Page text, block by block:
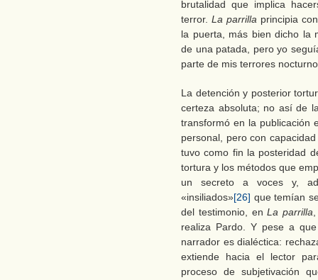
brutalidad que implica
terror.La parrilla principia
la puerta, más bien dicho la
de una patada, pero yo
parte de mis terrores
La detención y posterior
certeza absoluta; no así de
transformó en la publicación
personal, pero con
tuvo como fin la posteridad
tortura y los métodos que
un secreto a voces y,
«insiliados»[26] que temían
del testimonio, enLa parrilla
realiza Pardo. Y pese a
narrador es dialéctica:
extiende hacia el lector
proceso de subjetivación